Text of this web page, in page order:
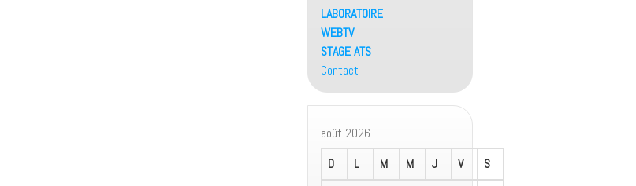
LABORATOIRE
WEBTV
STAGE ATS
Contact
août 2026
D
L M M J V
S